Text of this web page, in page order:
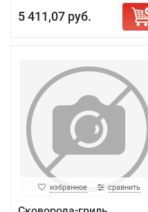
5 411,07 руб.
избранное сравнить